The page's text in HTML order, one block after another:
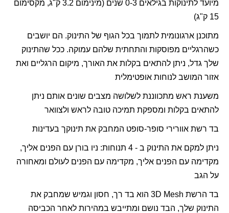
מיועד לתינוקות בגילאים 0-3 שנים (מינימום 3.2 ק"ג, מקסימום
15 ק"ג)
מתוכנן ארגונומית לתמוך בכל הגוף של התינוק. הם יושבים
כשהרגליים מפוסקות והתחתית שלהם עמוקה. ככל שהתינוק
שלך גדל, ניתן להתאים בקלות את האורך, מיקום הרגליים ואת
אזור המושב לנוחות אופטימלית
משענת ראש מתכווננת לשלושה מצבים שונים אותם ניתן
להתאים בקלות ומספקת תמיכה טובה לראש ולצוואר
בד רשת אוורירי סופר-סופט המחבק את תינוקך בעדינות
ניתן למקם את התינוק ב - 4 תנוחות: ניו בורן עם הפנים אליך,
מקדימה עם הפנים אליך, מקדימה עם הפנים לעולם ומאחורה
על הגב
בד הרשת 3D Mesh הוא בד רך, חסון וגמיש שמחבק את
התינוק שלך, הבד נושם ומתייבש במהירות לאחר הכביסה